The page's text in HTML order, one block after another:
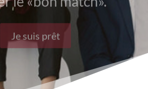
Je suis prêt